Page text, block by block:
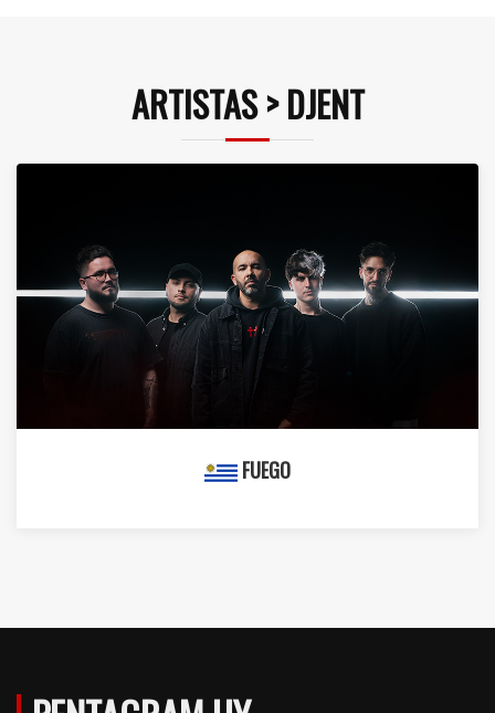
ARTISTAS > DJENT
FUEGO